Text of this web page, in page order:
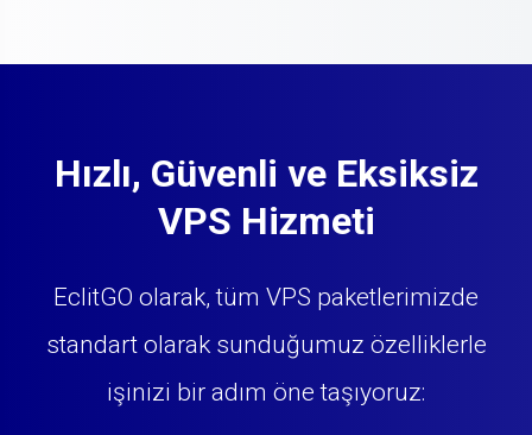
Hızlı, Güvenli ve Eksiksiz
VPS Hizmeti
EclitGO olarak, tüm VPS paketlerimizde
standart olarak sunduğumuz özelliklerle
işinizi bir adım öne taşıyoruz: